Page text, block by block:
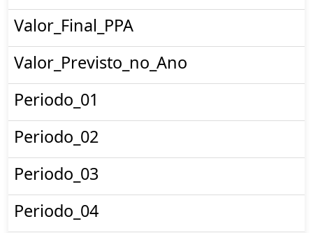
Valor_Final_PPA
Valor_Previsto_no_Ano
Periodo_01
Periodo_02
Periodo_03
Periodo_04